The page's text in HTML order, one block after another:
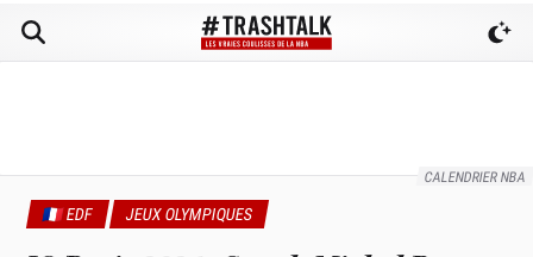
CALENDRIER NBA
🇫🇷 EDF JEUX OLYMPIQUES